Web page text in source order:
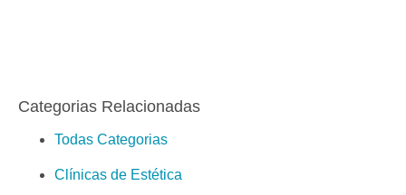
Categorias Relacionadas
Todas Categorias
Clínicas de Estética